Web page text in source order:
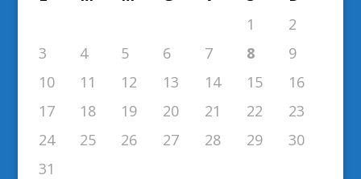
1
2
3
4 5 6 7 8
9
10
11 12 13 14 15
16
17
18 19 20 21 22
23
24
25 26 27 28 29
30
31